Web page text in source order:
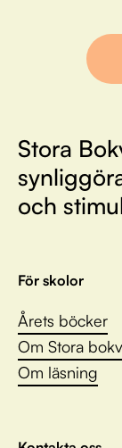
Stora
och
För skolor
Årets böcker
Om Stora
Om läsning